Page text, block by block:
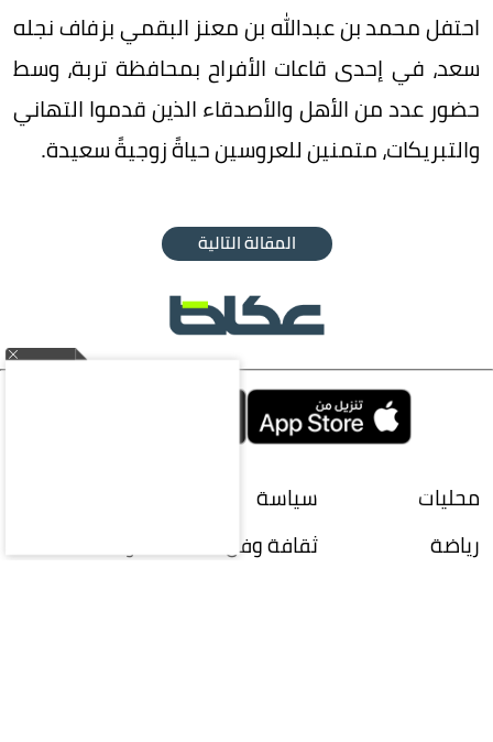
احتفل محمد بن عبدالله بن معنز البقمي بزفاف نجله
سعد، في إحدى قاعات الأفراح بمحافظة تربة، وسط
حضور عدد من الأهل والأصدقاء الذين قدموا التهاني
والتبريكات، متمنين للعروسين حياةً زوجيةً سعيدة.
المقالة التالية
محليات سياسة
رياضة
ثقافة وفن
منوعات